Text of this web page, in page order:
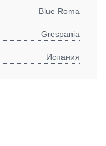
Blue Roma
Grespania
Испания